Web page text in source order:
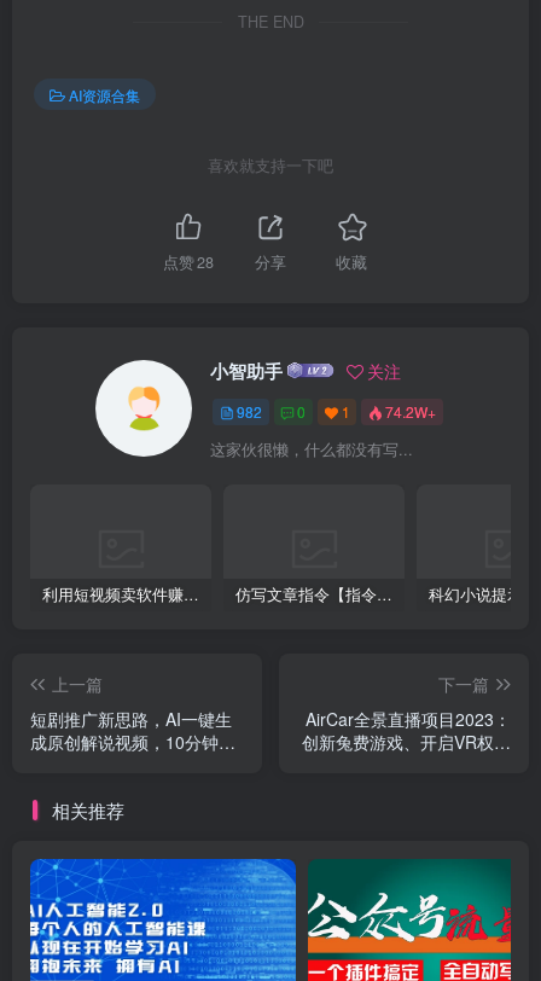
THE END
AI资源合集
喜欢就支持一下吧
点赞28 分享 收藏
小智助手 关注
982 0 1 74.2W+
这家伙很懒，什么都没有写...
利用短视频卖软件赚钱，新手小白轻松月入10000+！ 仿写文章指令【指令+教程】
上一篇
短剧推广新思路，AI一键生
成原创解说视频，10分钟产
下一篇
AirCar全景直播项目2023：
创新兔费游戏、开启VR权限
相关推荐